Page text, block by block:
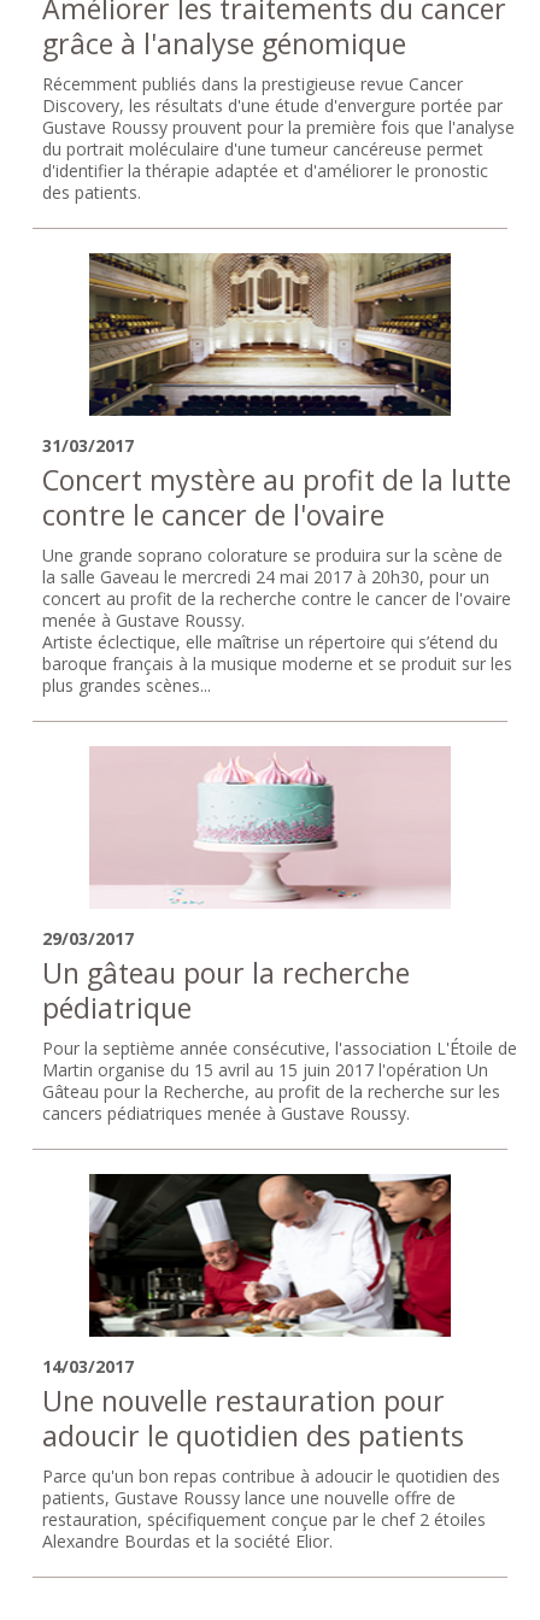
Améliorer les traitements du cancer
grâce à l'analyse génomique
Récemment publiés dans la prestigieuse revue Cancer
Discovery, les résultats d'une étude d'envergure portée par
Gustave Roussy prouvent pour la première fois que l'analyse
du portrait moléculaire d'une tumeur cancéreuse permet
d'identifier la thérapie adaptée et d'améliorer le pronostic
des patients.
31/03/2017
Concert mystère au profit de la lutte
contre le cancer de l'ovaire
Une grande soprano colorature se produira sur la scène de
la salle Gaveau le mercredi 24 mai 2017 à 20h30, pour un
concert au profit de la recherche contre le cancer de l'ovaire
menée à Gustave Roussy.
Artiste éclectique, elle maîtrise un répertoire qui s’étend du
baroque français à la musique moderne et se produit sur les
plus grandes scènes...
29/03/2017
Un gâteau pour la recherche
pédiatrique
Pour la septième année consécutive, l'association L'Étoile de
Martin organise du 15 avril au 15 juin 2017 l'opération Un
Gâteau pour la Recherche, au profit de la recherche sur les
cancers pédiatriques menée à Gustave Roussy.
14/03/2017
Une nouvelle restauration pour
adoucir le quotidien des patients
Parce qu'un bon repas contribue à adoucir le quotidien des
patients, Gustave Roussy lance une nouvelle offre de
restauration, spécifiquement conçue par le chef 2 étoiles
Alexandre Bourdas et la société Elior.